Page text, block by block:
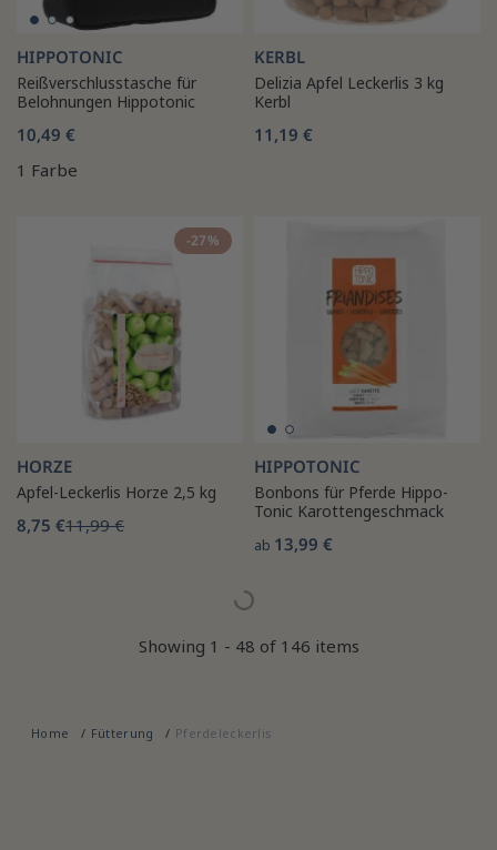
HIPPOTONIC
Reißverschlusstasche für
Belohnungen Hippotonic
10,49 €
1 Farbe
KERBL
Delizia Apfel Leckerlis 3 kg
Kerbl
11,19 €
-27%
HORZE
Apfel-Leckerlis Horze 2,5 kg
8,75 €11,99 €
HIPPOTONIC
Bonbons für Pferde Hippo-
Tonic Karottengeschmack
ab 13,99 €
Showing 1 - 48 of 146 items
Home Fütterung Pferdeleckerlis